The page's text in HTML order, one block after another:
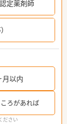
定薬剤師
月以内
ろがあれば
ださい